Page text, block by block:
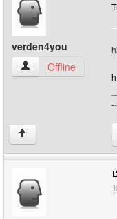
verden4you
verden4you Benutzer-
Offline
↑